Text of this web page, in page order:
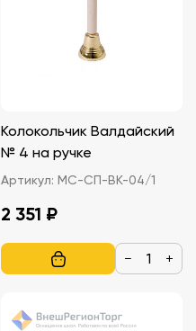
Колокольчик Валдайский
№ 4 на ручке
Артикул: МС-СП-ВК-04/1
2 351 ₽
− +